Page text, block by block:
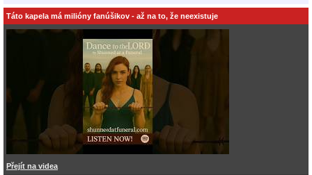
Táto kapela má milióny fanúšikov - až na to, že neexistuje
Přejít na videa